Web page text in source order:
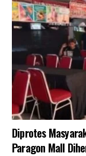
Diprotes
Paragon Mall